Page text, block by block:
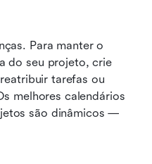
Para manter o
do seu projeto, crie
tarefas ou
melhores calendários
são dinâmicos —